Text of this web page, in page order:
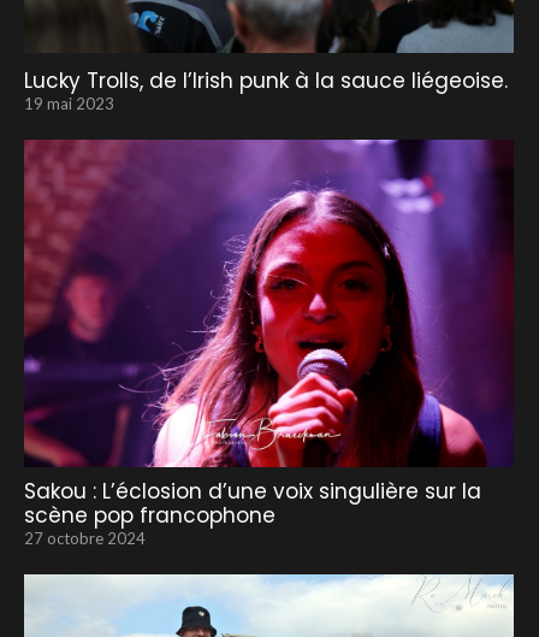
Lucky Trolls, de l’Irish punk à la sauce liégeoise.
19 mai 2023
Sakou : L’éclosion d’une voix singulière sur la
scène pop francophone
27 octobre 2024